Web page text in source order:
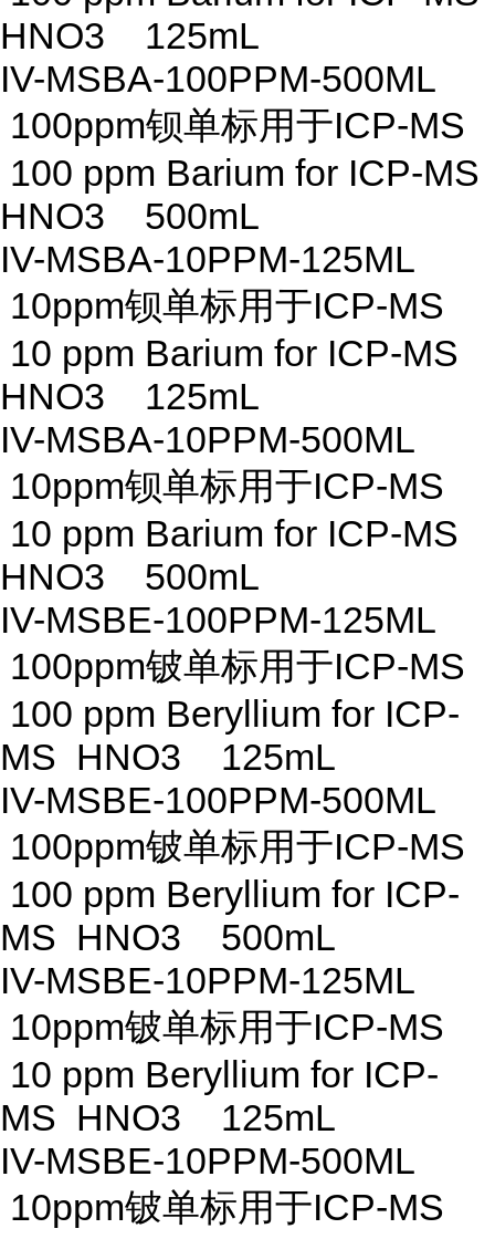
HNO3 125mL
IV-MSBA-100PPM-500ML
100ppm钡单标用于ICP-MS
100 ppm Barium for ICP-MS
HNO3 500mL
IV-MSBA-10PPM-125ML
10ppm钡单标用于ICP-MS
10 ppm Barium for ICP-MS
HNO3 125mL
IV-MSBA-10PPM-500ML
10ppm钡单标用于ICP-MS
10 ppm Barium for ICP-MS
HNO3 500mL
IV-MSBE-100PPM-125ML
100ppm铍单标用于ICP-MS
100 ppm Beryllium for ICP-
MS HNO3 125mL
IV-MSBE-100PPM-500ML
100ppm铍单标用于ICP-MS
100 ppm Beryllium for ICP-
MS HNO3 500mL
IV-MSBE-10PPM-125ML
10ppm铍单标用于ICP-MS
10 ppm Beryllium for ICP-
MS HNO3 125mL
IV-MSBE-10PPM-500ML
10ppm铍单标用于ICP-MS